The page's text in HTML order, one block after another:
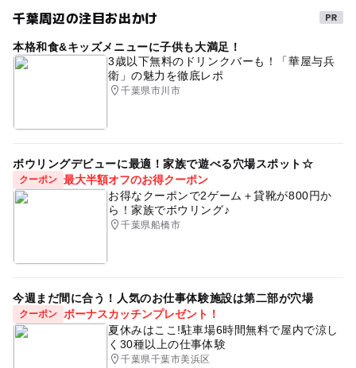
千葉周辺の注目お出かけ
本格和食&キッズメニューに子供も大満足！
3歳以下無料のドリンクバーも！「華屋与兵
衛」の魅力を徹底レポ
千葉県市川市
ボウリングデビューに最適！家族で遊べる穴場スポット☆
クーポン 最大半額オフのお得クーポン
お得なクーポンで2ゲーム＋貸靴が800円か
ら！家族でボウリング♪
千葉県船橋市
今週まだ間に合う！人気のお仕事体験施設は第二部が穴場
クーポン
ボーナスカッチンプレゼント！
夏休みはここ!駐車場6時間無料で屋内で涼し
く30種以上の仕事体験
千葉県千葉市美浜区